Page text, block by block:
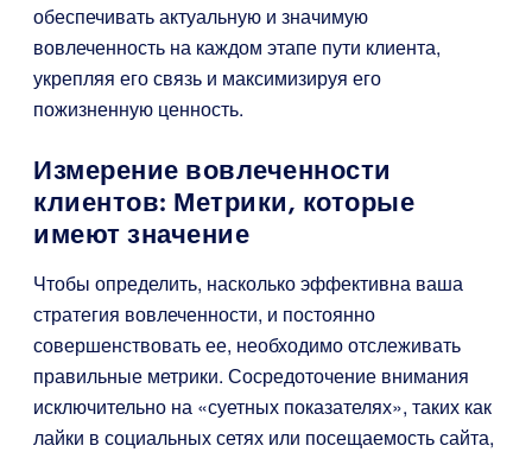
обеспечивать актуальную и значимую
вовлеченность на каждом этапе пути клиента,
укрепляя его связь и максимизируя его
пожизненную ценность.
Измерение вовлеченности
клиентов: Метрики, которые
имеют значение
Чтобы определить, насколько эффективна ваша
стратегия вовлеченности, и постоянно
совершенствовать ее, необходимо отслеживать
правильные метрики. Сосредоточение внимания
исключительно на «суетных показателях», таких как
лайки в социальных сетях или посещаемость сайта,